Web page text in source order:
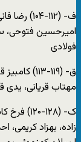
ف- (۱۱۲-
امیرحسین فتوحی،
فولادی
ق- (۱۱۹-
مهتاب قریانی، یدی
ک- (۱۲۸-
زاده، بهزاد